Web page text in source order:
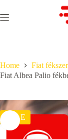
to
content
Home
Fiat
Fiat Albea Palio
SALE